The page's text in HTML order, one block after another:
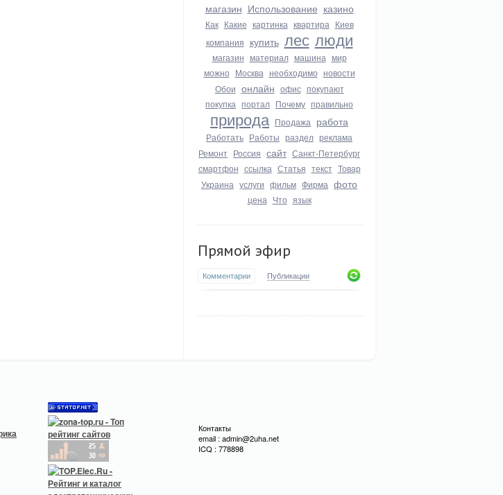
магазин Использование казино
Как Какие картинка квартира Киев
компания купить лес люди
магазин материал машина мир
можно Москва необходимо новости
Обои онлайн офис покупают
покупка портал Почему правильно
природа Продажа работа
Работать Работы раздел реклама
Ремонт Россия сайт Санкт-Петербург
смартфон ссылка Статья текст Товар
Украина услуги фильм Фирма фото
цена Что язык
Прямой эфир
Комментарии Публикации
Контакты
email : admin@2uha.net
ICQ : 778898